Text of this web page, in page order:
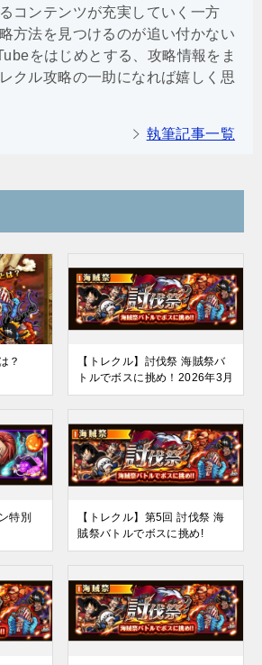
コンテンツが充実していく一方
方法を見つけるのが追い付かない
をはじめとする、攻略情報をま
クル攻略の一助になれば嬉しく思
執筆記事一覧
？
【トレクル】討伐祭 海賊祭バ
トルでボスに挑め！2026年3月
特別
【トレクル】第5回 討伐祭 海
賊祭バトルでボスに挑め!